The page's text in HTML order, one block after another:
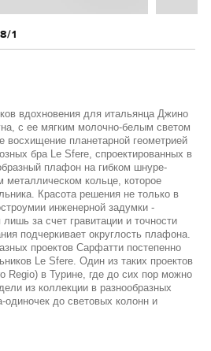
1
вдохновения для итальянца Джино
с ее мягким молочно-белым светом
планетарной геометрией
бра Le Sfere, спроектированных в
плафон на гибком шнуре-
металлическом кольце, которое
Красота решения не только в
инженерной задумки -
за счет гравитации и точности
подчеркивает округлость плафона.
проектов Сарфатти постепенно
Le Sfere. Один из таких проектов
Regio) в Турине, где до сих пор можно
из коллекции в разнообразных
одиночек до световых колонн и